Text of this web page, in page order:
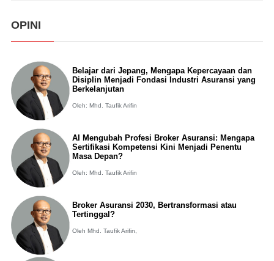
OPINI
Belajar dari Jepang, Mengapa Kepercayaan dan
Disiplin Menjadi Fondasi Industri Asuransi yang
Berkelanjutan
Oleh: Mhd. Taufik Arifin
AI Mengubah Profesi Broker Asuransi: Mengapa
Sertifikasi Kompetensi Kini Menjadi Penentu
Masa Depan?
Oleh: Mhd. Taufik Arifin
Broker Asuransi 2030, Bertransformasi atau
Tertinggal?
Oleh Mhd. Taufik Arifin,